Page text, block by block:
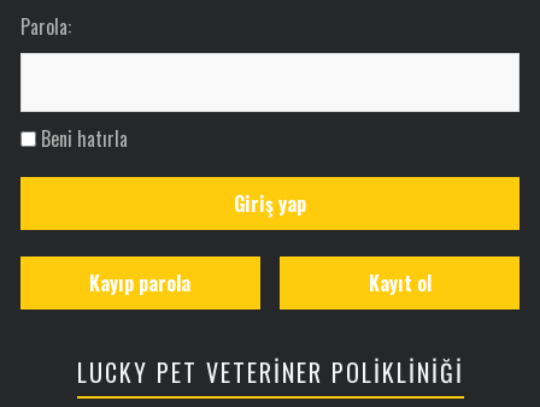
Parola:
Beni hatırla
Giriş yap
Kayıt ol
Kayıp parola
LUCKY PET VETERİNER POLİKLİNİĞİ